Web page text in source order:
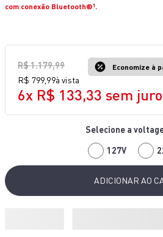
com conexão Bluetooth®¹.
R$1.179,99 Economize à
R$ 799 99à vista
6x R$ 133,33 sem
127V
ADICIONAR AO
8º
jogo panelas rochedo